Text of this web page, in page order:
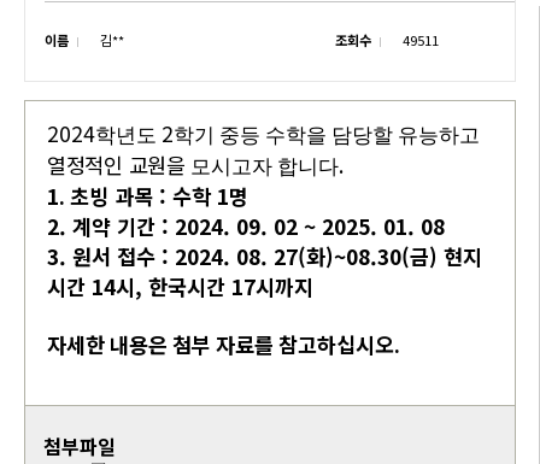
이름 김** 조회수 49511
2024학년도 2학기 중등 수학을 담당할 유능하고
열정적인 교원을 모시고자 합니다.
1. 초빙 과목 : 수학 1명
2. 계약 기간 : 2024. 09. 02 ~ 2025. 01. 08
3. 원서 접수 : 2024. 08. 27(화)~08.30(금) 현지
시간 14시, 한국시간 17시까지
자세한 내용은 첨부 자료를 참고하십시오.
첨부파일